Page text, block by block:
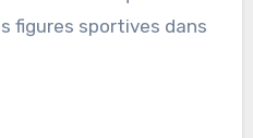
sur la vie de figures
au jeu. “The